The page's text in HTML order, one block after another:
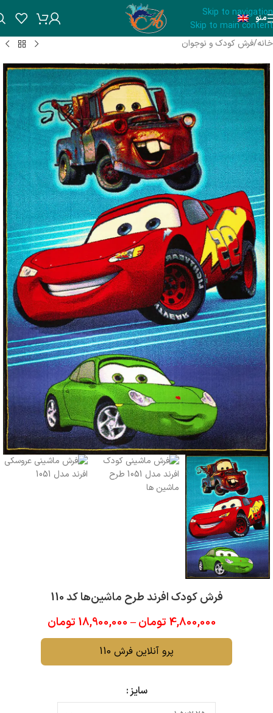
Skip to navigation
Skip to main content
منو
خانه/فرش کودک و نوجوان
فرش کودک افرند طرح ماشین‌ها کد 110
4,800,000 تومان–
18,900,000 تومان
پرو آنلاین فرش 110
سایز